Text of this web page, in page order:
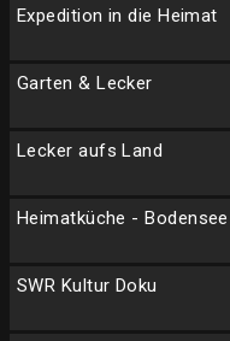
Expedition in die Heimat
Garten & Lecker
Lecker aufs Land
Heimatküche - Bodensee
SWR Kultur Doku